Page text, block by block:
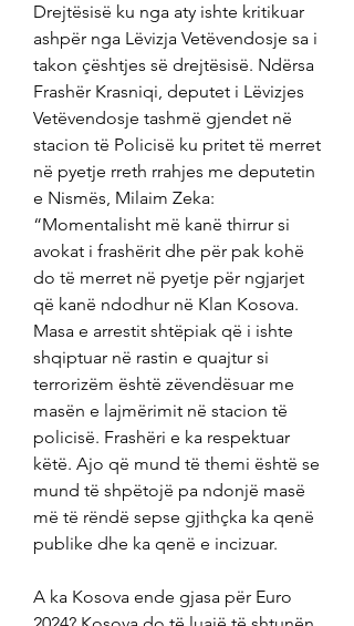
Drejtësisë ku nga aty ishte kritikuar
ashpër nga Lëvizja Vetëvendosje sa i
takon çështjes së drejtësisë. Ndërsa
Frashër Krasniqi, deputet i Lëvizjes
Vetëvendosje tashmë gjendet në
stacion të Policisë ku pritet të merret
në pyetje rreth rrahjes me deputetin
e Nismës, Milaim Zeka:
“Momentalisht më kanë thirrur si
avokat i frashërit dhe për pak kohë
do të merret në pyetje për ngjarjet
që kanë ndodhur në Klan Kosova.
Masa e arrestit shtëpiak që i ishte
shqiptuar në rastin e quajtur si
terrorizëm është zëvendësuar me
masën e lajmërimit në stacion të
policisë. Frashëri e ka respektuar
këtë. Ajo që mund të themi është se
mund të shpëtojë pa ndonjë masë
më të rëndë sepse gjithçka ka qenë
publike dhe ka qenë e incizuar.
A ka Kosova ende gjasa për Euro